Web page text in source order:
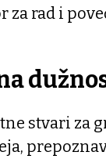
za rad i
stvari za